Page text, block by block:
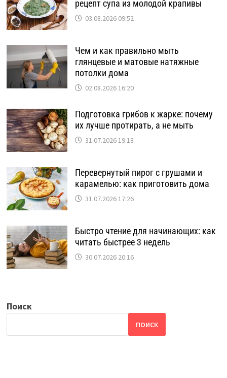
рецепт супа из молодой крапивы
03.08.2026 09:52
Чем и как правильно мыть
глянцевые и матовые натяжные
потолки дома
02.08.2026 16:20
Подготовка грибов к жарке: почему
их лучше протирать, а не мыть
31.07.2026 19:18
Перевернутый пирог с грушами и
карамелью: как приготовить дома
31.07.2026 17:26
Быстро чтение для начинающих: как
читать быстрее 3 недель
30.07.2026 20:16
Поиск
ПОИСК